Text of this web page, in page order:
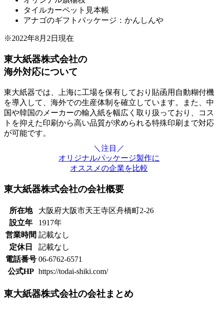
タイルカーペット見本帳
アナゴのギフトパッケージ：かんしんや
※2022年8月2日現在
東大紙器株式会社の
海外対応について
東大紙器では、上海に工場を保有しており貼函用自動糊付機
を導入して、海外での生産体制を確立しています。また、中
国や韓国のメーカーの輸入紙を幅広く取り扱っており、コス
トを抑えた印刷から高い品質が求められる特殊印刷まで対応
が可能です。
＼注目／
オリジナルパッケージ製作に
オススメの企業を比較
東大紙器株式会社の会社概要
所在地
大阪府大阪市天王寺区舟橋町2-26
設立年
1917年
営業時間 記載なし
定休日
記載なし
電話番号 06-6762-6571
公式HP https://todai-shiki.com/
東大紙器株式会社の会社まとめ